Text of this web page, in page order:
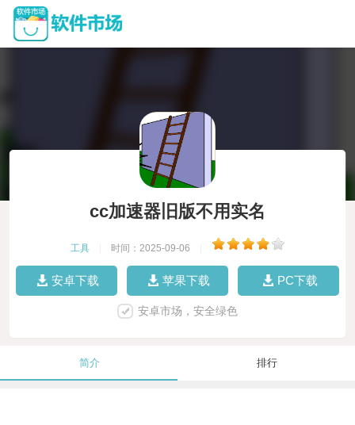
cc加速器旧版不用实名
工具 时间：2025-09-06
安卓下载 苹果下载 PC下载
安卓市场，安全绿色
简介 排行